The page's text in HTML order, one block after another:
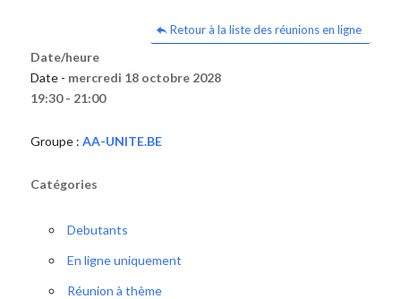
Retour à la liste des réunions en ligne
Date/heure
Date - mercredi 18 octobre 2028
19:30 - 21:00
Groupe : AA-UNITE.BE
Catégories
Debutants
En ligne uniquement
Réunion à thème